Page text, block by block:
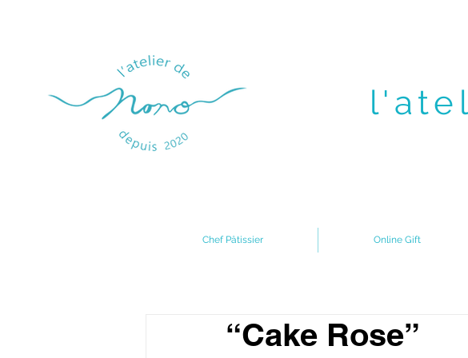
Chef Pâtissier Online Gift
“Cake Rose”